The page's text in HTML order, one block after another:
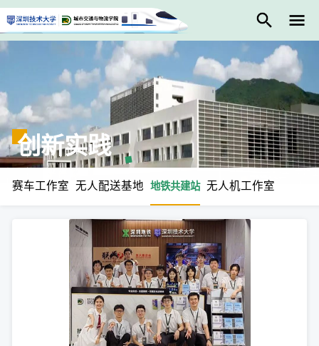
创新实践
赛车工作室 无人配送基地 地铁共建站 无人机工作室